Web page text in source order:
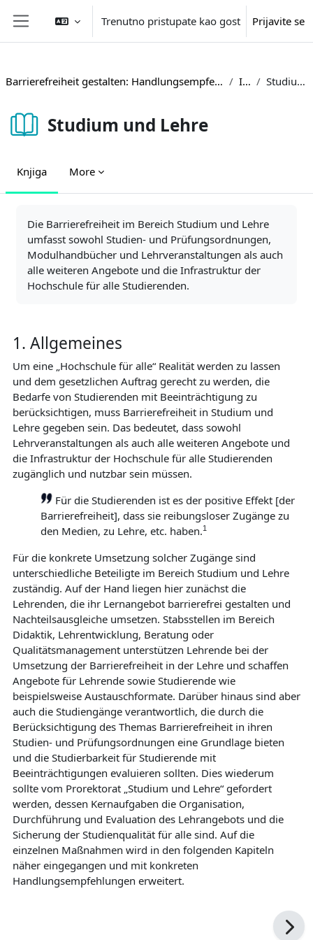
Idi na glavni sadržaj
Trenutno pristupate kao gost Prijavite se
Barrierefreiheit gestalten: Handlungsempfehlungen und Beispiele aus der Hochschulpraxis Inhalte Studium und Lehre
Studium und Lehre
Knjiga More
Die Barrierefreiheit im Bereich Studium und Lehre
umfasst sowohl Studien- und Prüfungsordnungen,
Modulhandbücher und Lehrveranstaltungen als auch
alle weiteren Angebote und die Infrastruktur der
Hochschule für alle Studierenden.
1. Allgemeines
Um eine „Hochschule für alle“ Realität werden zu lassen
und dem gesetzlichen Auftrag gerecht zu werden, die
Bedarfe von Studierenden mit Beeinträchtigung zu
berücksichtigen, muss Barrierefreiheit in Studium und
Lehre gegeben sein. Das bedeutet, dass sowohl
Lehrveranstaltungen als auch alle weiteren Angebote und
die Infrastruktur der Hochschule für alle Studierenden
zugänglich und nutzbar sein müssen.
Für die Studierenden ist es der positive Effekt [der
Barrierefreiheit], dass sie reibungsloser Zugänge zu
den Medien, zu Lehre, etc. haben.1
Für die konkrete Umsetzung solcher Zugänge sind
unterschiedliche Beteiligte im Bereich Studium und Lehre
zuständig. Auf der Hand liegen hier zunächst die
Lehrenden, die ihr Lernangebot barrierefrei gestalten und
Nachteilsausgleiche umsetzen. Stabsstellen im Bereich
Didaktik, Lehrentwicklung, Beratung oder
Qualitätsmanagement unterstützen Lehrende bei der
Umsetzung der Barrierefreiheit in der Lehre und schaffen
Angebote für Lehrende sowie Studierende wie
beispielsweise Austauschformate. Darüber hinaus sind aber
auch die Studiengänge verantwortlich, die durch die
Berücksichtigung des Themas Barrierefreiheit in ihren
Studien- und Prüfungsordnungen eine Grundlage bieten
und die Studierbarkeit für Studierende mit
Beeinträchtigungen evaluieren sollten. Dies wiederum
sollte vom Prorektorat „Studium und Lehre“ gefordert
werden, dessen Kernaufgaben die Organisation,
Durchführung und Evaluation des Lehrangebots und die
Sicherung der Studienqualität für alle sind. Auf die
einzelnen Maßnahmen wird in den folgenden Kapiteln
näher eingegangen und mit konkreten
Handlungsempfehlungen erweitert.